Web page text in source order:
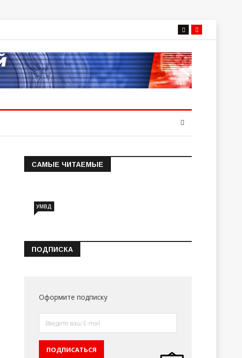
САМЫЕ ЧИТАЕМЫЕ
Информация о состоянии
УМВД
ПОДПИСКА
Оформите подписку